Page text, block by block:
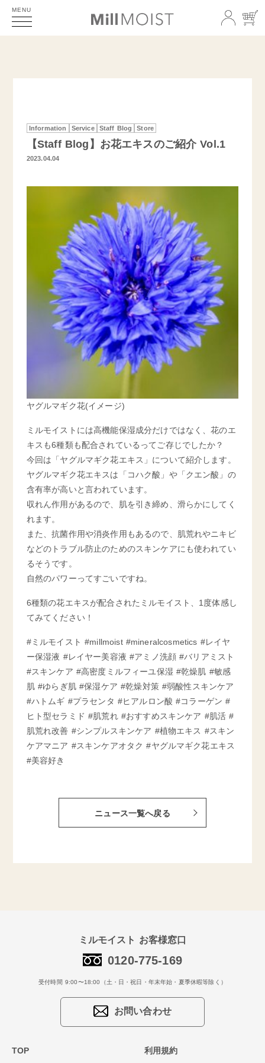
MENU
Information Service Staff Blog Store
【Staff Blog】お花エキスのご紹介 Vol.1
2023.04.04
ヤグルマギク花(イメージ)
ミルモイストには高機能保湿成分だけではなく、花のエ
キスも6種類も配合されているってご存じでしたか？
今回は「ヤグルマギク花エキス」について紹介します。
ヤグルマギク花エキスは「コハク酸」や「クエン酸」の
含有率が高いと言われています。
収れん作用があるので、肌を引き締め、滑らかにしてく
れます。
また、抗菌作用や消炎作用もあるので、肌荒れやニキビ
などのトラブル防止のためのスキンケアにも使われてい
るそうです。
自然のパワーってすごいですね。
6種類の花エキスが配合されたミルモイスト、1度体感し
てみてください！
#ミルモイスト #millmoist #mineralcosmetics #レイヤ
ー保湿液 #レイヤー美容液 #アミノ洗顔 #バリアミスト
#スキンケア #高密度ミルフィーユ保湿 #乾燥肌 #敏感
肌 #ゆらぎ肌 #保湿ケア #乾燥対策 #弱酸性スキンケア
#ハトムギ #プラセンタ #ヒアルロン酸 #コラーゲン #
ヒト型セラミド #肌荒れ #おすすめスキンケア #肌活 #
肌荒れ改善 #シンプルスキンケア #植物エキス #スキン
ケアマニア #スキンケアオタク #ヤグルマギク花エキス
#美容好き
ニュース一覧へ戻る
ミルモイスト お客様窓口
0120-775-169
受付時間 9:00〜18:00（土・日・祝日・年末年始・夏季休暇等除く）
お問い合わせ
TOP 利用規約